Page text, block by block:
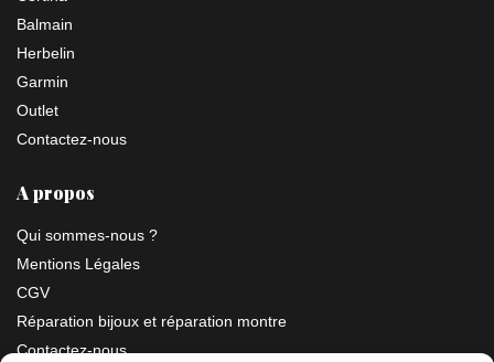
Balmain
Herbelin
Garmin
Outlet
Contactez-nous
A propos
Qui sommes-nous ?
Mentions Légales
CGV
Réparation bijoux et réparation montre
Contactez-nous